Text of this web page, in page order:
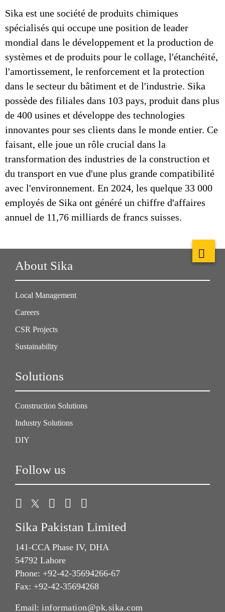
Sika est une société de produits chimiques
spécialisés qui occupe une position de leader
mondial dans le développement et la production de
systèmes et de produits pour le collage, l'étanchéité,
l'amortissement, le renforcement et la protection
dans le secteur du bâtiment et de l'industrie. Sika
possède des filiales dans 103 pays, produit dans plus
de 400 usines et développe des technologies
innovantes pour ses clients dans le monde entier. Ce
faisant, elle joue un rôle crucial dans la
transformation des industries de la construction et
du transport en vue d'une plus grande compatibilité
avec l'environnement. En 2024, les quelque 33 000
employés de Sika ont généré un chiffre d'affaires
annuel de 11,76 milliards de francs suisses.
About Sika
Local Management
Careers
CSR Projects
Sustainability
Solutions
Construction Solutions
Industry Solutions
DIY
Follow us
Sika Pakistan Limited
141-CCA Phase IV, DHA
54792 Lahore
Phone: +92-42-35694266-67
Fax: +92-42-35694268
Email: information@pk.sika.com